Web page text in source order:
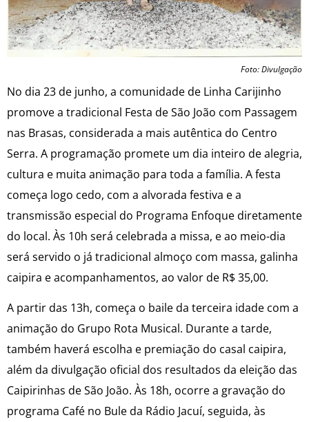
Foto: Divulgação
No dia 23 de junho, a comunidade de Linha Carijinho
promove a tradicional Festa de São João com Passagem
nas Brasas, considerada a mais autêntica do Centro
Serra. A programação promete um dia inteiro de alegria,
cultura e muita animação para toda a família. A festa
começa logo cedo, com a alvorada festiva e a
transmissão especial do Programa Enfoque diretamente
do local. Às 10h será celebrada a missa, e ao meio-dia
será servido o já tradicional almoço com massa, galinha
caipira e acompanhamentos, ao valor de R$ 35,00.
A partir das 13h, começa o baile da terceira idade com a
animação do Grupo Rota Musical. Durante a tarde,
também haverá escolha e premiação do casal caipira,
além da divulgação oficial dos resultados da eleição das
Caipirinhas de São João. Às 18h, ocorre a gravação do
programa Café no Bule da Rádio Jacuí, seguida, às